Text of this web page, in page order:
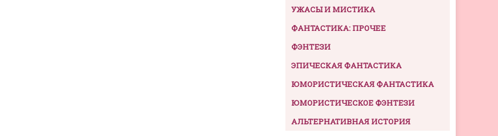
УЖАСЫ И МИСТИКА
ФАНТАСТИКА: ПРОЧЕЕ
ФЭНТЕЗИ
ЭПИЧЕСКАЯ ФАНТАСТИКА
ЮМОРИСТИЧЕСКАЯ ФАНТАСТИКА
ЮМОРИСТИЧЕСКОЕ ФЭНТЕЗИ
АЛЬТЕРНАТИВНАЯ ИСТОРИЯ